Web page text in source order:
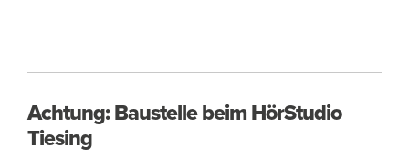
Achtung: Baustelle beim HörStudio
Tiesing